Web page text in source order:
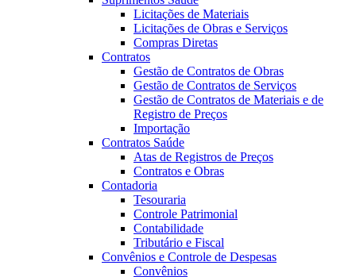
Licitações de Materiais
Licitações de Obras e Serviços
Compras Diretas
Contratos
Gestão de Contratos de Obras
Gestão de Contratos de Serviços
Gestão de Contratos de Materiais e de
Registro de Preços
Importação
Contratos Saúde
Atas de Registros de Preços
Contratos e Obras
Contadoria
Tesouraria
Controle Patrimonial
Contabilidade
Tributário e Fiscal
Convênios e Controle de Despesas
Convênios